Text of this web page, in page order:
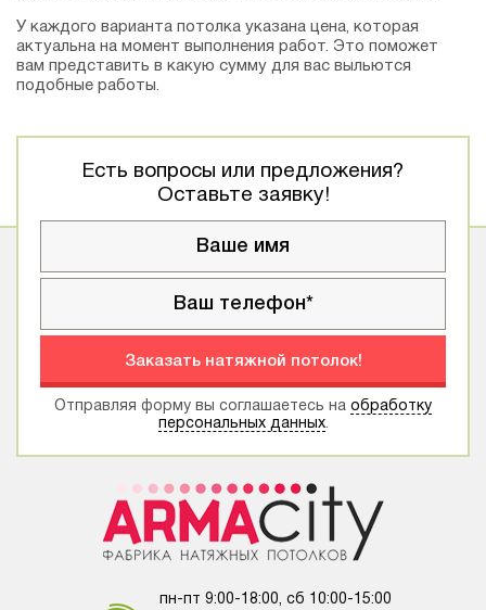
У каждого варианта потолка указана цена, которая
актуальна на момент выполнения работ. Это поможет
вам представить в какую сумму для вас выльются
подобные работы.
Есть вопросы или предложения?
Оставьте заявку!
Заказать натяжной потолок!
Отправляя форму вы соглашаетесь на обработку
персональных данных.
пн-пт 9:00-18:00, сб 10:00-15:00